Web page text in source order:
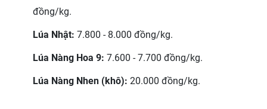
đồng/kg.
Lúa Nhật: 7.800 - 8.000 đồng/kg.
Lúa Nàng Hoa 9: 7.600 - 7.700 đồng/kg.
Lúa Nàng Nhen (khô): 20.000 đồng/kg.